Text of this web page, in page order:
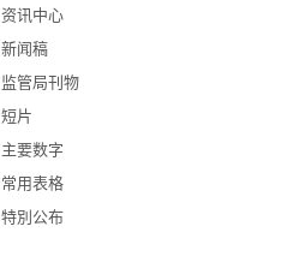
资讯中心
新闻稿
监管局刊物
短片
主要数字
常用表格
特別公布